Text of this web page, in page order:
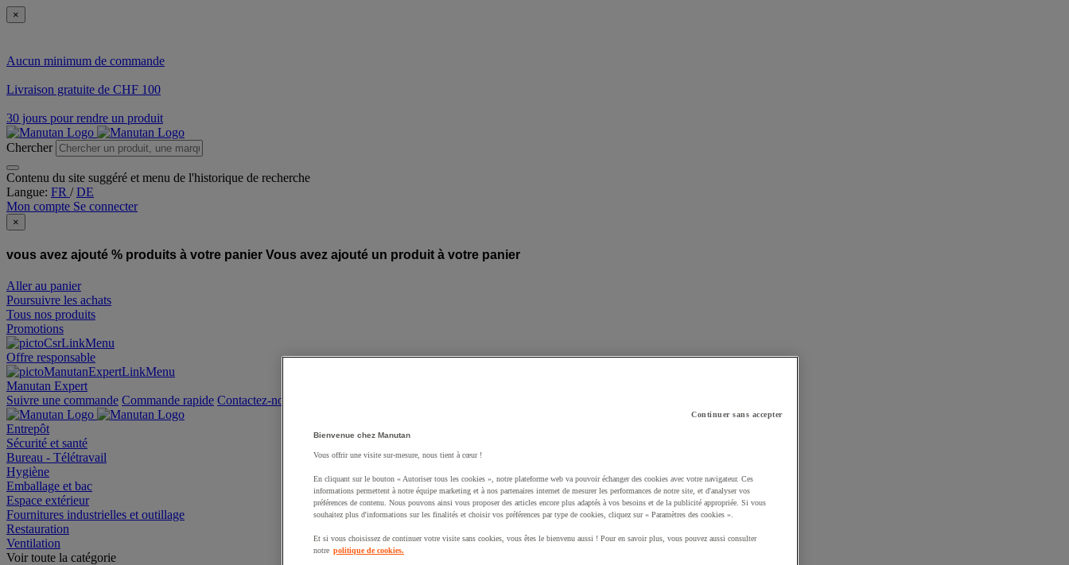
×
Aucun minimum de commande
Livraison gratuite de CHF 100
30 jours pour rendre un produit
Chercher
Contenu du site suggéré et menu de l'historique de recherche
Langue: FR /DE
Mon compte Se connecter
×
vous avez ajouté % produits à votre panier Vous avez ajouté un produit à votre panier
Aller au panier
Poursuivre les achats
Tous nos produits
Promotions
Offre responsable
Manutan Expert
Suivre une commande Commande rapide Contactez-nous
Entrepôt
Sécurité et santé
Bureau - Télétravail
Hygiène
Emballage et bac
Espace extérieur
Fournitures industrielles et outillage
Restauration
Ventilation
Voir toute la catégorie
Continuer sans accepter
Bienvenue chez Manutan
Vous offrir une visite sur-mesure, nous tient à cœur !
En cliquant sur le bouton « Autoriser tous les cookies », notre plateforme web va pouvoir échanger des cookies avec votre navigateur. Ces
informations permettent à notre équipe marketing et à nos partenaires internet de mesurer les performances de notre site, et d'analyser vos
préférences de contenu. Nous pouvons ainsi vous proposer des articles encore plus adaptés à vos besoins et de la publicité appropriée. Si vous
souhaitez plus d'informations sur les finalités et choisir vos préférences par type de cookies, cliquez sur « Paramètres des cookies ».
Et si vous choisissez de continuer votre visite sans cookies, vous êtes le bienvenu aussi ! Pour en savoir plus, vous pouvez aussi consulter
notre politique de cookies.